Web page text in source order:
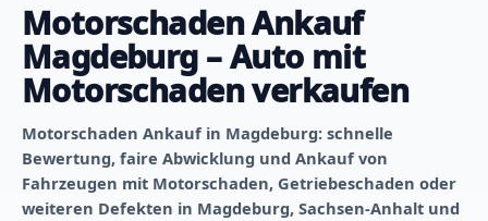
Motorschaden Ankauf
Magdeburg – Auto mit
Motorschaden verkaufen
Motorschaden Ankauf in Magdeburg: schnelle
Bewertung, faire Abwicklung und Ankauf von
Fahrzeugen mit Motorschaden, Getriebeschaden oder
weiteren Defekten in Magdeburg, Sachsen-Anhalt und